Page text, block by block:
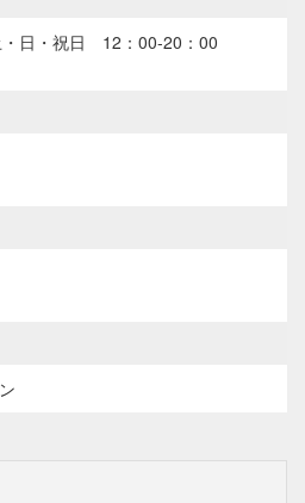
日・祝日 12：00-20：00